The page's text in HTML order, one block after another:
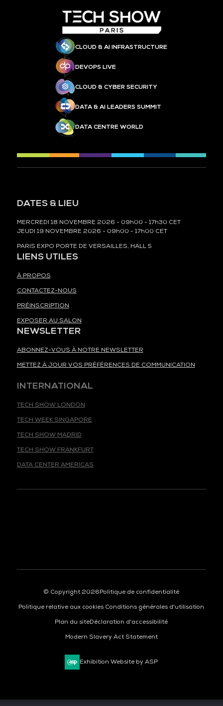
CLOUD & AI INFRASTRUCTURE
DEVOPS LIVE
CLOUD & CYBER SECURITY
DATA & AI LEADERS SUMMIT
DATA CENTRE WORLD
DATES & LIEU
MERCREDI 18 NOVEMBRE 2026 - 09h00 - 17h30 CET
JEUDI 19 NOVEMBRE 2026 - 09h00 - 17h00 CET
PARIS EXPO PORTE DE VERSAILLES, HALL 5
LIENS UTILES
À PROPOS
CONTACTEZ-NOUS
PRÉINSCRIPTION
EXPOSER AU SALON
NEWSLETTER
ABONNEZ-VOUS À NOTRE NEWSLETTER
METTEZ À JOUR VOS PRÉFÉRENCES DE COMMUNICATION
© Copyright 2026Politique de confidentialité
Politique relative aux cookies Conditions générales d'utilisation
Plan du siteDéclaration d'accessibilité
Modern Slavery Act Statement
Exhibition Website by ASP